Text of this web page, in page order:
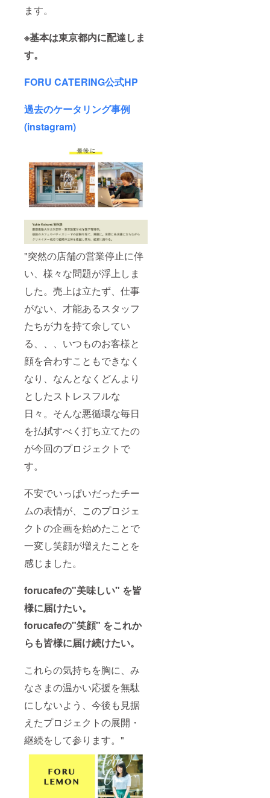
ます。
※基本は東京都内に配達しま
す。
FORU CATERING公式HP
過去のケータリング事例
(instagram)
"突然の店舗の営業停止に伴
い、様々な問題が浮上しま
した。売上は立たず、仕事
がない、才能あるスタッフ
たちが力を持て余してい
る、、、いつものお客様と
顔を合わすこともできなく
なり、なんとなくどんより
としたストレスフルな
日々。そんな悪循環な毎日
を払拭すべく打ち立てたの
が今回のプロジェクトで
す。
不安でいっぱいだったチー
ムの表情が、このプロジェ
クトの企画を始めたことで
一変し笑顔が増えたことを
感じました。
forucafeの"美味しい" を皆
様に届けたい。
forucafeの"笑顔" をこれか
らも皆様に届け続けたい。
これらの気持ちを胸に、み
なさまの温かい応援を無駄
にしないよう、今後も見据
えたプロジェクトの展開・
継続をして参ります。"